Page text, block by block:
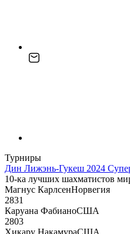
Турниры
Дин Лижэнь-Гукеш 2024
10-ка лучших шахматистов
Магнус КарлсенНорвегия
2831
Каруана ФабианоСША
2803
Хикару НакамураСША